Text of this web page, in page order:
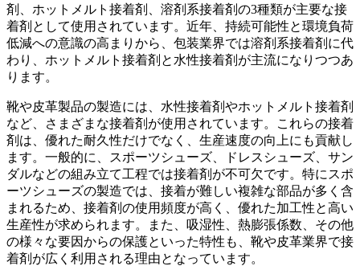
剤、ホットメルト接着剤、溶剤系接着剤の3種類が主要な接
着剤として使用されています。近年、持続可能性と環境負荷
低減への意識の高まりから、包装業界では溶剤系接着剤に代
わり、ホットメルト接着剤と水性接着剤が主流になりつつあ
ります。
靴や皮革製品の製造には、水性接着剤やホットメルト接着剤
など、さまざまな接着剤が使用されています。これらの接着
剤は、優れた耐久性だけでなく、生産速度の向上にも貢献し
ます。一般的に、スポーツシューズ、ドレスシューズ、サン
ダルなどの組み立て工程では接着剤が不可欠です。特にスポ
ーツシューズの製造では、接着が難しい複雑な部品が多く含
まれるため、接着剤の使用頻度が高く、優れた加工性と高い
生産性が求められます。また、吸湿性、熱膨張係数、その他
の様々な要因からの保護といった特性も、靴や皮革業界で接
着剤が広く利用される理由となっています。